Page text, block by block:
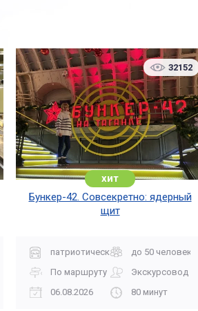
32152
хит
Бункер-42. Совсекретно: ядерный
щит
патриотическая
до 50 человек
По маршруту
Экскурсовод
06.08.2026
80 минут